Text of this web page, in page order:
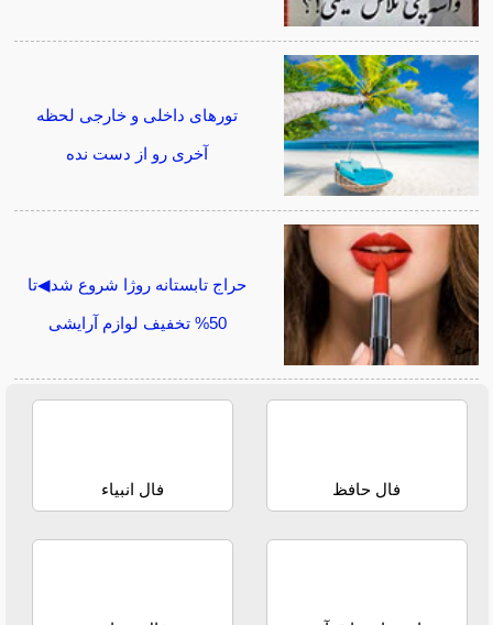
تورهای داخلی و خارجی لحظه
آخری رو از دست نده
حراج تابستانه روژا شروع شد◀تا
50% تخفیف لوازم آرایشی
فال حافظ فال انبیاء